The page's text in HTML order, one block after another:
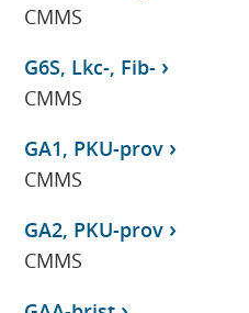
CMMS
G6S, Lkc-, Fib-
CMMS
GA1, PKU-prov
CMMS
GA2, PKU-prov
CMMS